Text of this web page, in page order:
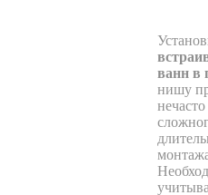
ванн в
нишу